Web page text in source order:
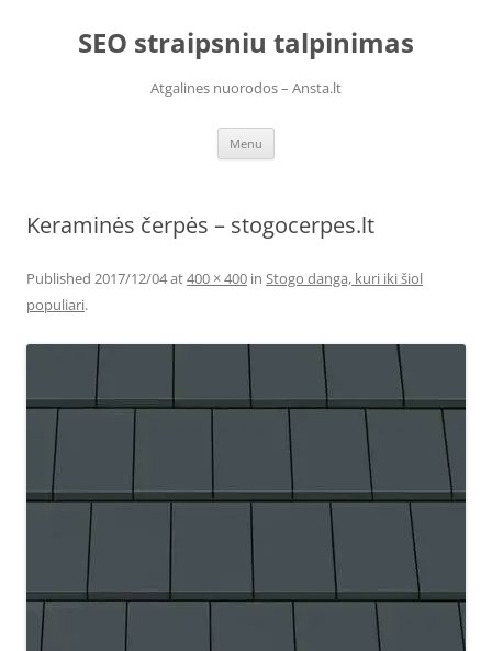
contentSEO straipsniu talpinimas
Atgalines nuorodos – Ansta.lt
Menu
Keraminės čerpės – stogocerpes.lt
Published 2017/12/04at400 × 400 in Stogo danga, kuri iki šiol
populiari.